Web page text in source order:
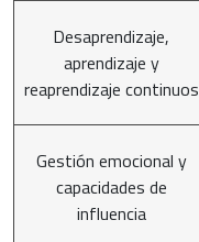
Desaprendizaje,
aprendizaje y
reaprendizaje continuos
Gestión emocional y
capacidades de
influencia